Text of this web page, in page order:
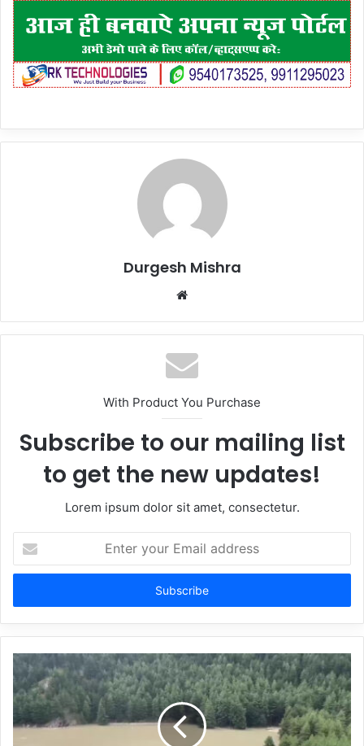
Durgesh Mishra
Website
With Product You Purchase
Subscribe to our mailing list
to get the new updates!
Lorem ipsum dolor sit amet, consectetur.
your
Email